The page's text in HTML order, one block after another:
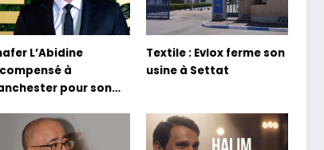
L’Abidine
à
pour son
Textile : Evlox ferme son
usine à Settat